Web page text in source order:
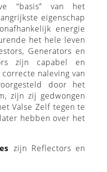
“basis” van het
eigenschap
energie
het hele leven
Generators en
zijn capabel en
naleving van
door het
zijn zij gedwongen
Valse Zelf tegen te
hebben over het
zijn Reflectors en